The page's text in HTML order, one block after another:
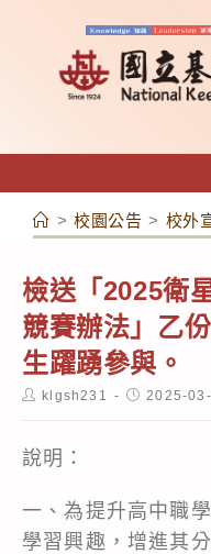
容
> 校園公告 > 校外
檢送「2025衛
競賽辦法」乙
生躍踴參與。
Postklgsh231
Post2025-
說明：
一、為提升高中職
學習興趣，增進其